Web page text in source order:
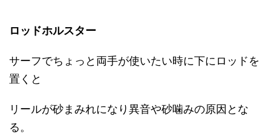
ロッドホルスター
サーフでちょっと両手が使いたい時に下にロッドを
置くと
リールが砂まみれになり異音や砂噛みの原因とな
る。